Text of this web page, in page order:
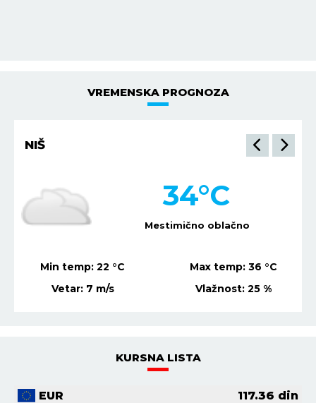
VREMENSKA PROGNOZA
NIŠ
Mestimično oblačno
34°C
Min temp:22 °C Max temp: 36 °C
Vetar: 7 m/s Vlažnost: 25 %
KURSNA LISTA
EUR 117.36 din